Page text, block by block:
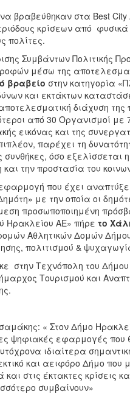
βραβεύθηκαν στα Best
κρίσεων από
πολίτες.
Συμβάντων Πολιτικής
μέσω της
βραβείο στην κατηγορία
και εκτάκτων
διάχυση
από 30 Οργανισμοί με
εικόνας και της
παρέχει τη
όσο
την προστασία του
που έχει
με την οποία οι
προσωποποιημένη
Ηρακλείου ΑΕ» πήρε το
Αθλητικών Δομών
πολιτισμού́ &
στην Τεχνόπολη του
Τουρισμού και
« Στον Δήμο
ψηφιακές εφαρμογές που
ιδιαίτερα
και αειφόρο Δήμο που
στις έκτακτες κρίσεις
συμβαίνουν»